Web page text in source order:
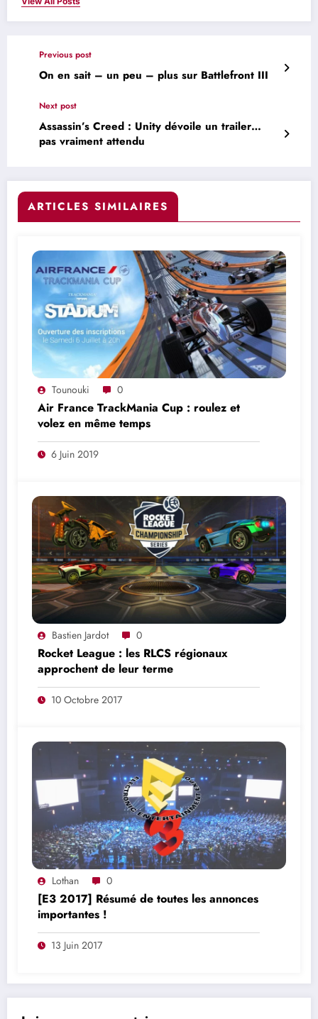
Previous post
On en sait – un peu – plus sur Battlefront III
Next post
Assassin’s Creed : Unity dévoile un trailer…
pas vraiment attendu
ARTICLES SIMILAIRES
Tounouki 0
Air France TrackMania Cup : roulez et
volez en même temps
6 Juin 2019
Bastien Jardot 0
Rocket League : les RLCS régionaux
approchent de leur terme
10 Octobre 2017
Lothan 0
[E3 2017] Résumé de toutes les annonces
importantes !
13 Juin 2017